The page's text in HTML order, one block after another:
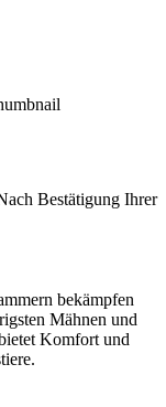
Bestätigung Ihrer
bekämpfen
Mähnen und
Komfort und